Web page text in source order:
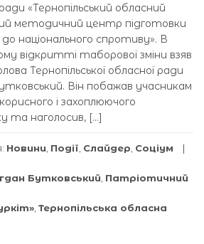
«Тернопільський обласний
методичний центр підготовки
національного спротиву». В
відкритті таборової зміни взяв
Тернопільської обласної ради
Він побажав учасникам
і захоплюючого
та наголосив, […]
Новини Події Слайдер Соціум
Бутковський Патріотичний
Тернопільська обласна